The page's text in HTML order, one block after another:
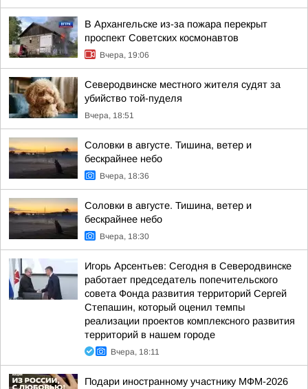
В Архангельске из-за пожара перекрыт
проспект Советских космонавтов
Вчера, 19:06
Северодвинске местного жителя судят за
убийство той-пуделя
Вчера, 18:51
Соловки в августе. Тишина, ветер и
бескрайнее небо
Вчера, 18:36
Соловки в августе. Тишина, ветер и
бескрайнее небо
Вчера, 18:30
Игорь Арсентьев: Сегодня в Северодвинске
работает председатель попечительского
совета Фонда развития территорий Сергей
Степашин, который оценил темпы
реализации проектов комплексного развития
территорий в нашем городе
Вчера, 18:11
Подари иностранному участнику МФМ-2026